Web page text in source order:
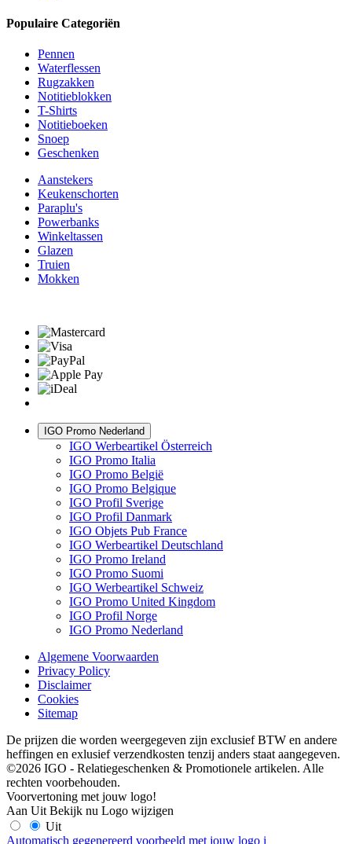
Populaire Categoriën
Pennen
Waterflessen
Rugzakken
Notitieblokken
T-Shirts
Notitieboeken
Snoep
Geschenken
Aanstekers
Keukenschorten
Paraplu's
Powerbanks
Winkeltassen
Glazen
Truien
Mokken
IGO Promo Nederland
IGO Werbeartikel Österreich
IGO Promo Italia
IGO Promo België
IGO Promo Belgique
IGO Profil Sverige
IGO Profil Danmark
IGO Objets Pub France
IGO Werbeartikel Deutschland
IGO Promo Ireland
IGO Promo Suomi
IGO Werbeartikel Schweiz
IGO Promo United Kingdom
IGO Profil Norge
IGO Promo Nederland
Algemene Voorwaarden
Privacy Policy
Disclaimer
Cookies
Sitemap
De prijzen die worden weergegeven zijn exclusief BTW en andere
heffingen en exlusief verzendkosten tenzij anders staat aangegeven.
©2026 IGO - Relatiegeschenken & Promotionele artikelen. Alle
rechten voorbehouden.
Voorvertoning met jouw logo!
Aan Uit Bekijk nu Logo wijzigen
Uit
Automatisch gegenereerd voorbeeld met jouw logo i